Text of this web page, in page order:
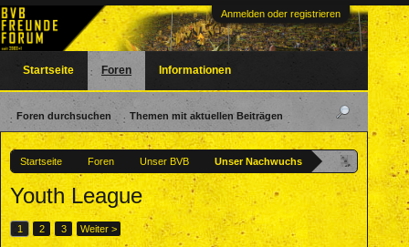
Anmelden oder registrieren
Startseite Foren Unser BVB Unser Nachwuchs
Youth League
1 2 3 Weiter >
Startseite Foren
Foren durchsuchen Themen mit aktuellen Beiträgen
Informationen